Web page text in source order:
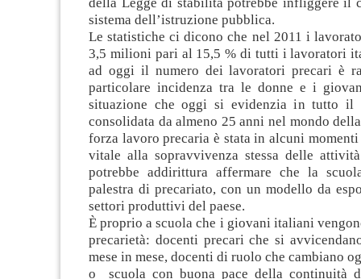
sistema dell’istruzione pubblica.
Le statistiche ci dicono che nel 2011 i
3,5 milioni pari al 15,5 % di tutti i lavoratori
ad oggi il numero dei lavoratori precari è
particolare incidenza tra le donne e i
situazione che oggi si evidenzia in tutto il
consolidata da almeno 25 anni nel mondo
forza lavoro precaria è stata in alcuni
vitale alla sopravvivenza stessa delle
potrebbe addirittura affermare che la
palestra di precariato, con un modello da
settori produttivi del paese.
È proprio a scuola che i giovani italiani
precarietà: docenti precari che si
mese in mese, docenti di ruolo che cambiano
o scuola con buona pace della continuità